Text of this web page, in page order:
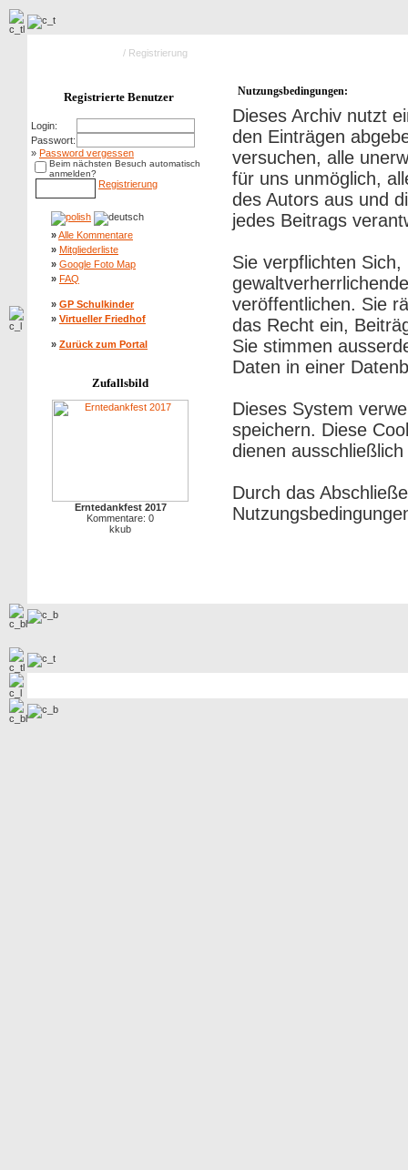
/ Registrierung
Registrierte Benutzer
Login:
Passwort:
» Password vergessen
Beim nächsten Besuch automatisch
anmelden?
Registrierung
»Alle Kommentare
» Mitgliederliste
» Google Foto Map
» FAQ
» GP Schulkinder
» Virtueller Friedhof
» Zurück zum Portal
Zufallsbild
Erntedankfest 2017
Kommentare: 0
kkub
Nutzungsbedingungen:
Dieses Archiv nutzt
den Einträgen
versuchen, alle
für uns unmöglich,
des Autors aus und
jedes Beitrags
Sie verpflichten
veröffentlichen. Sie
das Recht ein,
Sie stimmen
Daten in einer
Dieses System
speichern. Diese
dienen
Durch das